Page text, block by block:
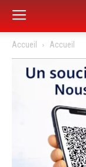
Accueil Accueil